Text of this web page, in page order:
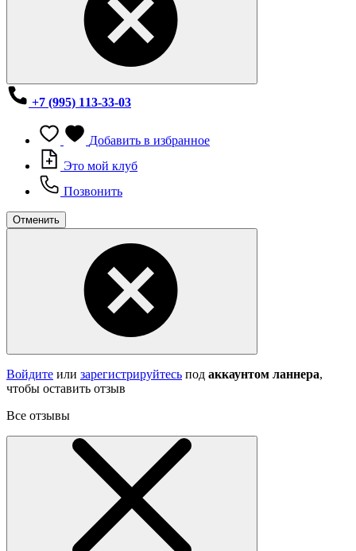
+7 (995) 113-33-03
Добавить в избранное
Это мой клуб
Позвонить
Отменить
Войдите или зарегистрируйтесь под аккаунтом ланнера,
чтобы оставить отзыв
Все отзывы